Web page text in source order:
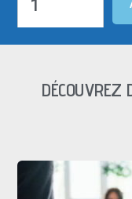
DÉCOUVREZ